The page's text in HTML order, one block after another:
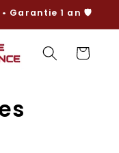
Garantie 1 an 🛡️
Panier